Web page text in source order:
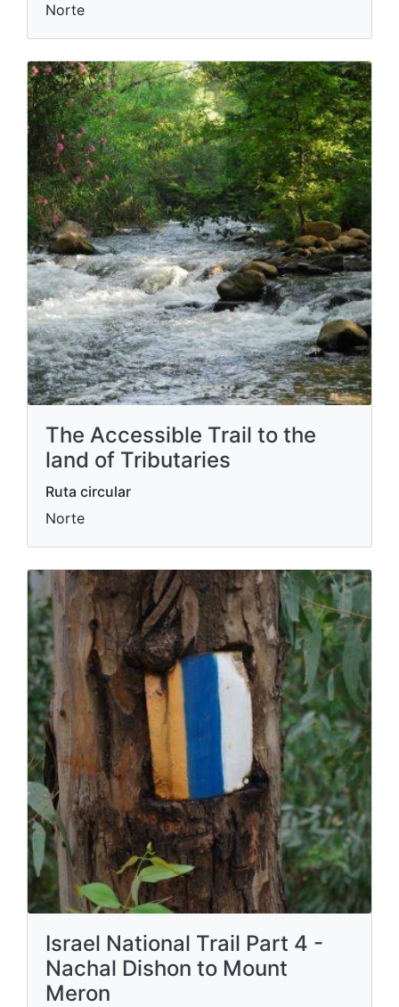
Norte
The Accessible Trail to the
land of Tributaries
Ruta circular
Norte
Israel National Trail Part 4 -
Nachal Dishon to Mount
Meron